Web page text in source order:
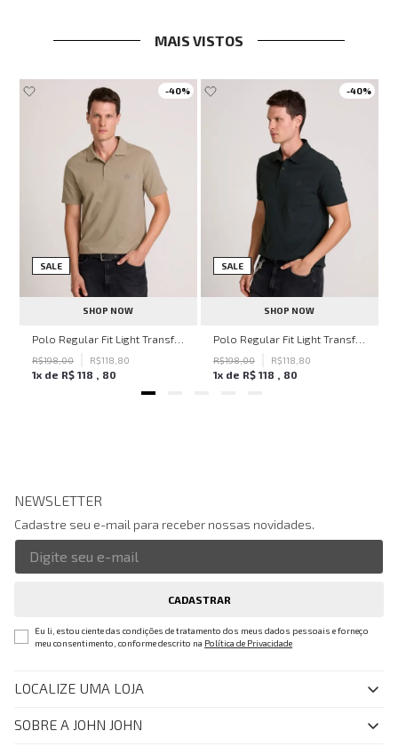
MAIS VISTOS
-40%
SALE
SHOP NOW
Polo Regular Fit Light Transfer Bege Médio John John Masculina
R$198,00 R$118 80
1x de R$ 118 , 80
-40%
SALE
SHOP NOW
Polo Regular Fit Light Transfer Verde Escuro John John Masculina
R$198,00 R$118 80
1x de R$ 118 , 80
NEWSLETTER
Cadastre seu e-mail para receber nossas novidades.
CADASTRAR
Eu li, estou ciente das condições de tratamento dos meus dados pessoais e forneço
meu consentimento, conforme descrito na Política de Privacidade
LOCALIZE UMA LOJA
SOBRE A JOHN JOHN